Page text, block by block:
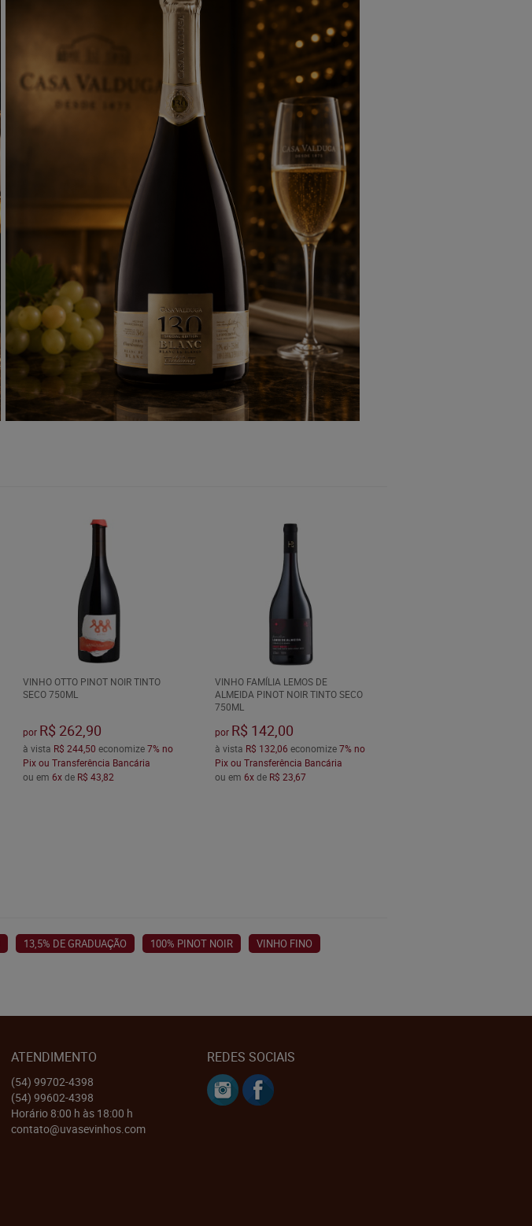
VINHO OTTO PINOT NOIR TINTO
SECO 750ML
por R$ 262,90
à vista R$ 244,50 economize7% no
Pix ou Transferência Bancária
ou em 6xde R$ 43,82
VINHO FAMÍLIA LEMOS DE
ALMEIDA PINOT NOIR TINTO SECO
750ML
por R$ 142,00
à vista R$ 132,06 economize7% no
Pix ou Transferência Bancária
ou em 6xde R$ 23,67
13,5% DE GRADUAÇÃO 100% PINOT NOIR VINHO FINO
ATENDIMENTO
(54) 99702-4398
(54) 99602-4398
Horário 8:00 h às 18:00 h
contato@uvasevinhos.com
REDES SOCIAIS